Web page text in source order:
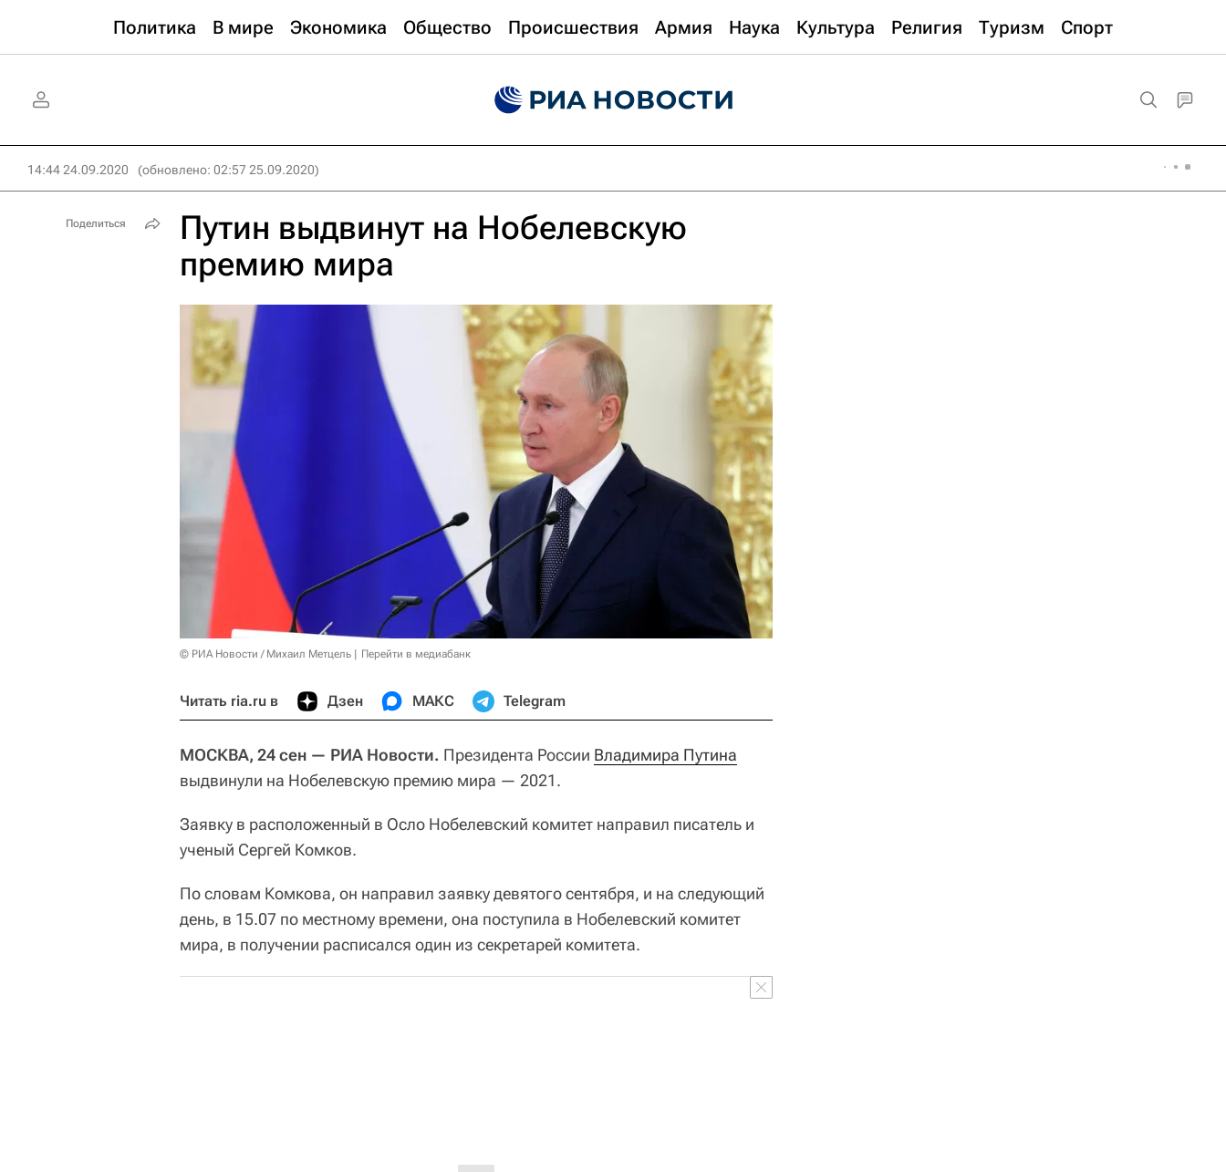
Политика В мире Экономика Общество Происшествия Армия Наука Культура Религия Туризм Спорт
14:44 24.09.2020 (обновлено: 02:57 25.09.2020)
Путин выдвинут на Нобелевскую
премию мира
© РИА Новости / Михаил Метцель Перейти в медиабанк
Читать ria.ru в Дзен МАКС Telegram
МОСКВА, 24 сен — РИА Новости. Президента России Владимира Путина
выдвинули на Нобелевскую премию мира — 2021.
Заявку в расположенный в Осло Нобелевский комитет направил писатель и
ученый Сергей Комков.
По словам Комкова, он направил заявку девятого сентября, и на следующий
день, в 15.07 по местному времени, она поступила в Нобелевский комитет
мира, в получении расписался один из секретарей комитета.
Поделиться